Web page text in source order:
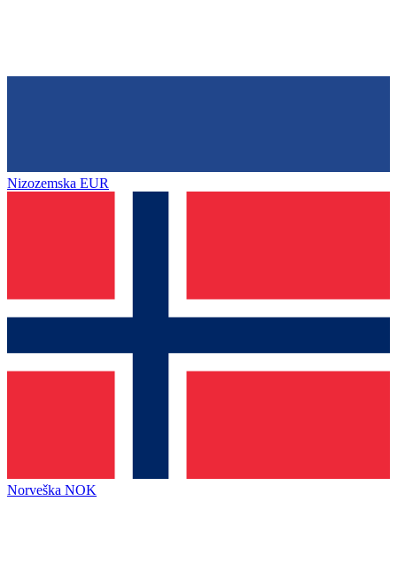
Nizozemska EUR
Norveška NOK